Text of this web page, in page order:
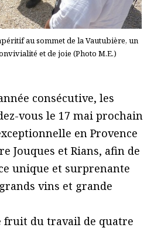
au sommet de la Vautubière, un
et de joie (Photo M.E.)
consécutive, les
vous le 17 mai prochain
en Provence
Jouques et Rians, afin de
unique et surprenante
vins et grande
fruit du travail de quatre